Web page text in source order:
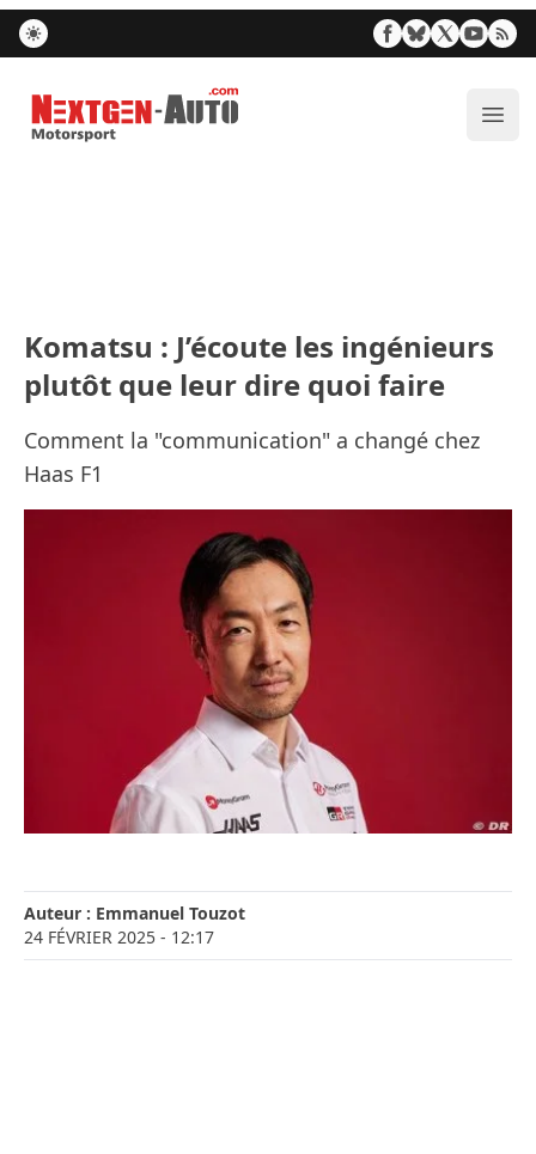
Nextgen-Auto.com
Komatsu : J’écoute les ingénieurs
plutôt que leur dire quoi faire
Comment la "communication" a changé chez
Haas F1
Auteur : Emmanuel Touzot
24 FÉVRIER 2025 - 12:17